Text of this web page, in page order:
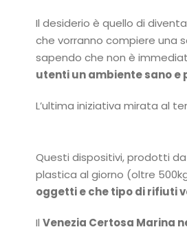
Il desiderio è quello di
che vorranno compiere una
sapendo che non è
utenti un ambiente sano e
L’ultima iniziativa mirata al
Questi dispositivi, prodotti da
plastica al giorno (oltre
oggetti e che tipo di rifiuti
Il Venezia Certosa Marina